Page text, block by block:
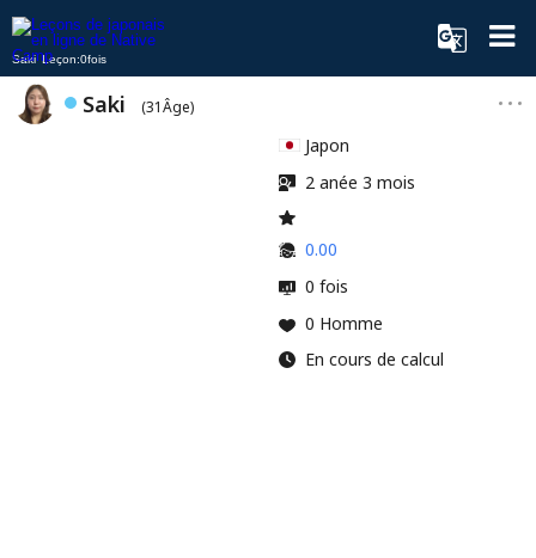
Saki Leçon:0fois
Saki (31Âge)
Japon
2 anée 3 mois
0.00
0 fois
0 Homme
En cours de calcul